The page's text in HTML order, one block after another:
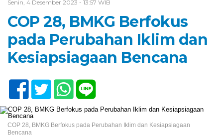
Senin, 4 Desember 2023 - 13:57 WIB
COP 28, BMKG Berfokus
pada Perubahan Iklim dan
Kesiapsiagaan Bencana
COP 28, BMKG Berfokus pada Perubahan Iklim dan Kesiapsiagaan
Bencana